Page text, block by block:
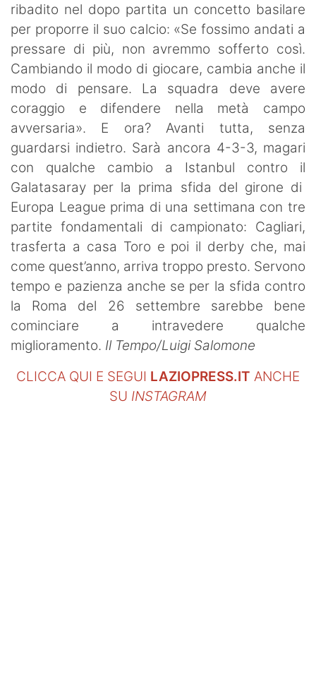
ribadito nel dopo partita un concetto basilare
per proporre il suo calcio: «Se fossimo andati a
pressare di più, non avremmo sofferto così.
Cambiando il modo di giocare, cambia anche il
modo di pensare. La squadra deve avere
coraggio e difendere nella metà campo
avversaria». E ora? Avanti tutta, senza
guardarsi indietro. Sarà ancora 4-3-3, magari
con qualche cambio a Istanbul contro il
Galatasaray per la prima sfida del girone di
Europa League prima di una settimana con tre
partite fondamentali di campionato: Cagliari,
trasferta a casa Toro e poi il derby che, mai
come quest’anno, arriva troppo presto. Servono
tempo e pazienza anche se per la sfida contro
la Roma del 26 settembre sarebbe bene
cominciare a intravedere qualche
miglioramento. Il Tempo/Luigi Salomone
CLICCA QUI E SEGUI LAZIOPRESS.IT ANCHE
SU INSTAGRAM